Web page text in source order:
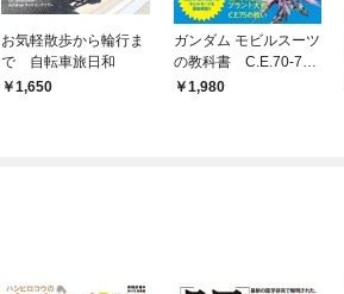
お気軽散歩から輪行ま
で 自転車旅日和
1,650
ガンダム モビルスーツ
の教科書 C.E.70-75
機動戦士ガンダムSEE
1,980